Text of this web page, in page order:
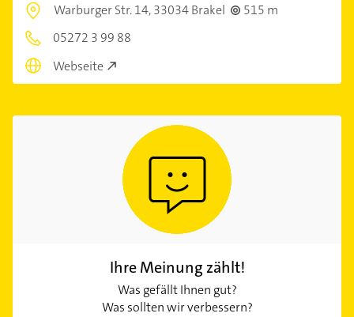
Warburger Str. 14,33034 Brakel
515 m
05272 3 99 88
Webseite
Ihre Meinung zählt!
Was gefällt Ihnen gut?
Was sollten wir verbessern?